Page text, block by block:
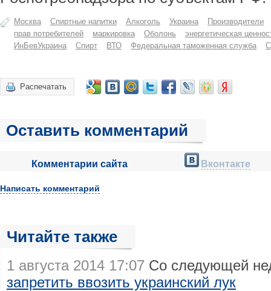
Москва Спиртные напитки Алкоголь Украина
Производители
прав потребителей
маркировка Оболонь
энергетическая
ИнБевУкраина
Спирт ВТО Федеральная таможенная служба
Распечатать
Оставить комментарий
Комментарии сайта Вконтакте
Написать комментарий
Читайте также
1 августа 2014 17:07 Со следующей
запретить ввозить украинский лук